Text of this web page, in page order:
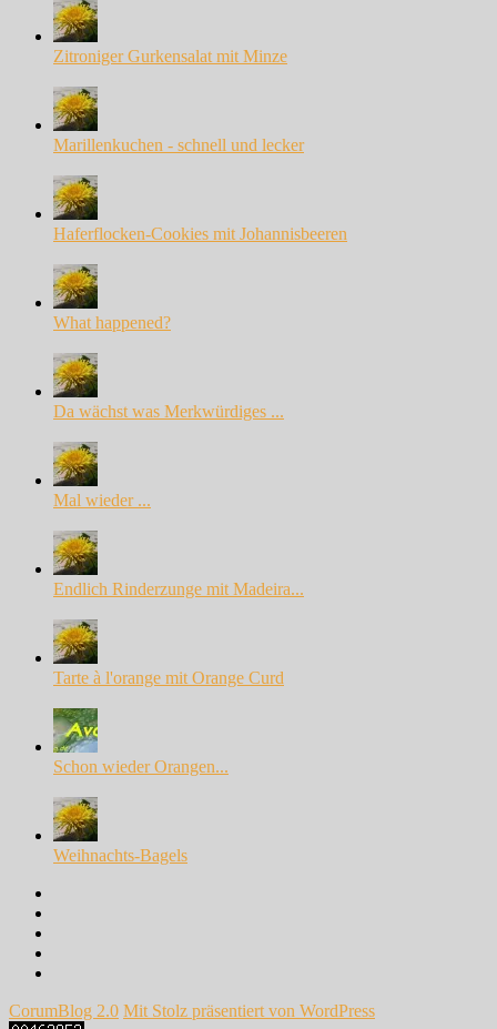
Zitroniger Gurkensalat mit Minze
Marillenkuchen - schnell und lecker
Haferflocken-Cookies mit Johannisbeeren
What happened?
Da wächst was Merkwürdiges ...
Mal wieder ...
Endlich Rinderzunge mit Madeira...
Tarte à l'orange mit Orange Curd
Schon wieder Orangen...
Weihnachts-Bagels
CorumBlog 2.0 Mit Stolz präsentiert von WordPress